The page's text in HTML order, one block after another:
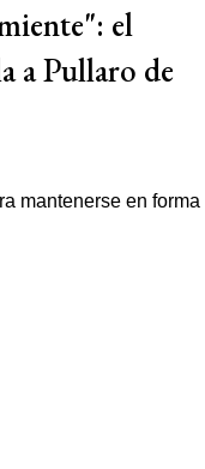
el
a Pullaro de